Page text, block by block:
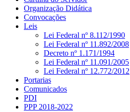
Organização Didática
Convocações
Leis
Lei Federal nº 8.112/1990
Lei Federal nº 11.892/2008
Decreto nº 1.171/1994
Lei Federal nº 11.091/2005
Lei Federal nº 12.772/2012
Portarias
Comunicados
PDI
PPP 2018-2022